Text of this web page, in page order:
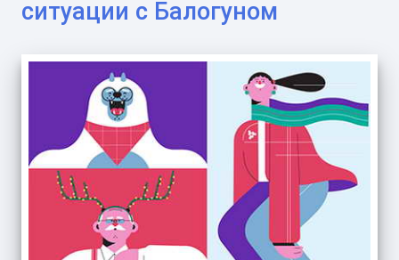
ситуации с Балогуном